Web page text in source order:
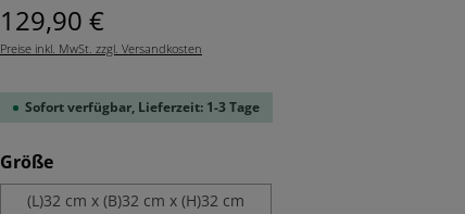
Regulärer Preis:
129,90 €
Preise inkl. MwSt. zzgl. Versandkosten
Sofort verfügbar, Lieferzeit: 1-3 Tage
Größeauswählen
(L)32 cm x (B)32 cm x (H)32 cm